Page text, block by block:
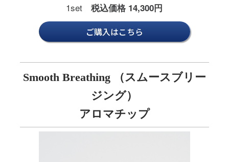
1set税込価格 14,300円
ご購入はこちら
Smooth Breathing （スムースブリー
ジング）
アロマチップ